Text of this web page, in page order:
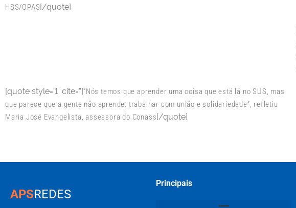
HSS/OPAS[/quote]
[quote style=’1′ cite=”]“Nós temos que aprender uma coisa que está lá no SUS, mas
que parece que a gente não aprende: trabalhar com união e solidariedade”, refletiu
Maria José Evangelista, assessora do Conass[/quote]
APSREDES
Principais